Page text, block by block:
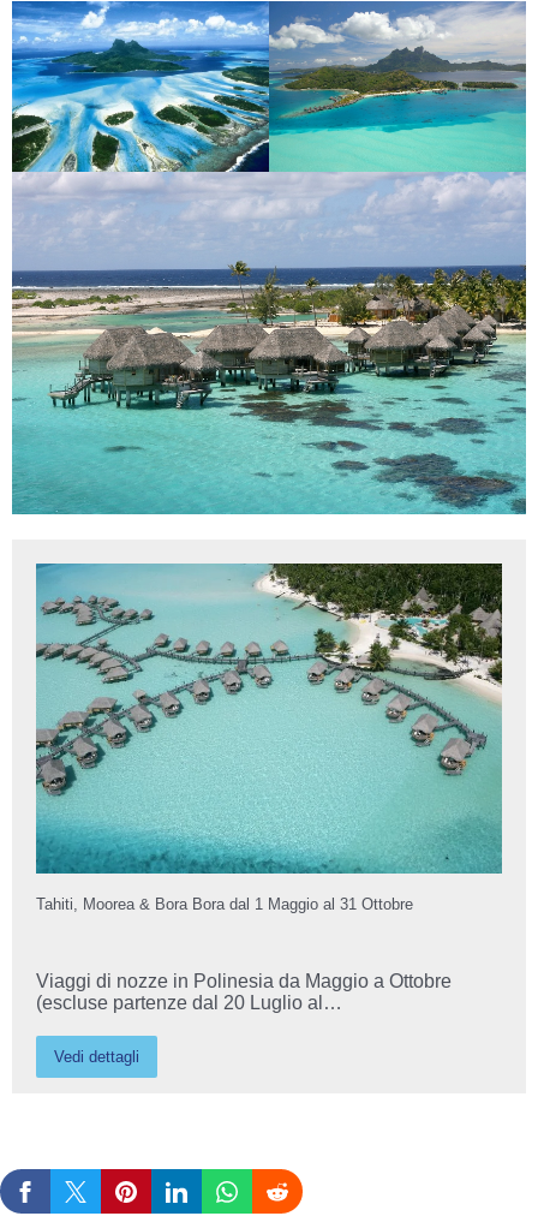
Tahiti, Moorea & Bora Bora dal 1 Maggio al 31 Ottobre
Viaggi di nozze in Polinesia da Maggio a Ottobre
(escluse partenze dal 20 Luglio al…
Vedi dettagli